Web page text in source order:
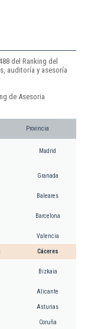
del Ranking del
auditoría y asesoría
de Asesoria
Provincia
Madrid
Granada
Baleares
Barcelona
Valencia
Cáceres
Bizkaia
Alicante
Asturias
Coruña